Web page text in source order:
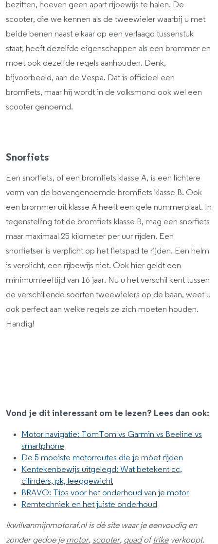
bezitten, hoeven geen apart rijbewijs te halen. De
scooter, die we kennen als de tweewieler waarbij u met
beide benen naast elkaar op een verlaagd tussenstuk
staat, heeft dezelfde eigenschappen als een brommer en
moet ook dezelfde regels aanhouden. Denk,
bijvoorbeeld, aan de Vespa. Dat is officieel een
bromfiets, maar hij wordt in de volksmond ook wel een
scooter genoemd.
Snorfiets
Een snorfiets, of een bromfiets klasse A, is een lichtere
vorm van de bovengenoemde bromfiets klasse B. Ook
een brommer uit klasse A heeft een gele nummerplaat. In
tegenstelling tot de bromfiets klasse B, mag een snorfiets
maar maximaal 25 kilometer per uur rijden. Een
snorfietser is verplicht op het fietspad te rijden. Een helm
is verplicht, een rijbewijs niet. Ook hier geldt een
minimumleeftijd van 16 jaar. Nu u het verschil kent tussen
de verschillende soorten tweewielers op de baan, weet u
ook perfect aan welke regels ze zich moeten houden.
Handig!
Vond je dit interessant om te lezen? Lees dan ook:
Motor navigatie: TomTom vs Garmin vs Beeline vs
smartphone
De 5 mooiste motorroutes die je móet rijden
Kentekenbewijs uitgelegd: Wat betekent cc,
cilinders, pk, leeggewicht
BRAVO: Tips voor het onderhoud van je motor
Remtechniek en het juiste onderhoud
Ikwilvanmijnmotoraf.nl is dé site waar je eenvoudig en
zonder gedoe je motor, scooter, quadoftrikeverkoopt.